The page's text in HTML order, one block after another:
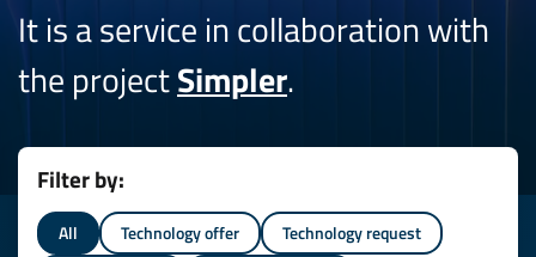
It is a service in collaboration with
the projectSimpler.
Filter by:
All Technology offer
Technology request